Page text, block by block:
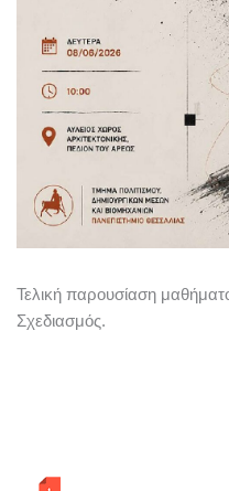
Τελική παρουσίαση
Σχεδιασμός.